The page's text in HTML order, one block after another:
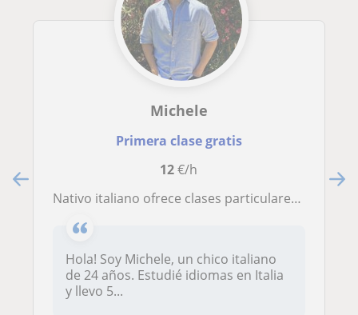
Michele
Primera clase gratis
12€/h
Nativo italiano ofrece clases particulares o en grupo de italiano
Hola! Soy Michele, un chico italiano
de 24 años. Estudié idiomas en Italia
y llevo 5...